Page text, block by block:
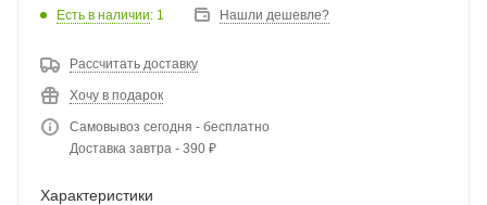
Есть в наличии: 1 Нашли дешевле?
Рассчитать доставку
Хочу в подарок
Самовывоз сегодня - бесплатно
Доставка завтра - 390 ₽
Характеристики